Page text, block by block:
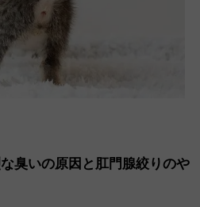
臭いの原因と肛門腺絞りのや